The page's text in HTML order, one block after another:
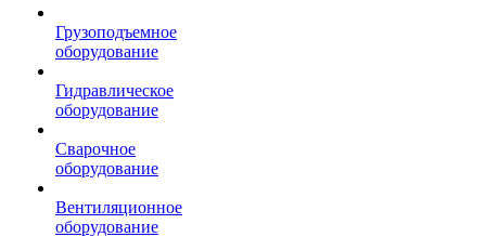
Грузоподъемное
оборудование
Гидравлическое
оборудование
Сварочное
оборудование
Вентиляционное
оборудование